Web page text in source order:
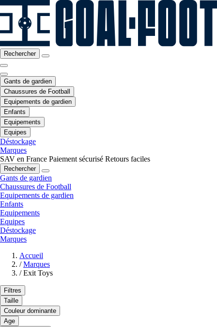
Rechercher
Gants de gardien
Chaussures de Football
Equipements de gardien
Enfants
Equipements
Equipes
Déstockage
Marques
SAV en France Paiement sécurisé Retours faciles
Rechercher
Gants de gardien
Chaussures de Football
Equipements de gardien
Enfants
Equipements
Equipes
Déstockage
Marques
Accueil
/ Marques
/ Exit Toys
Filtres
Taille
Couleur dominante
Age